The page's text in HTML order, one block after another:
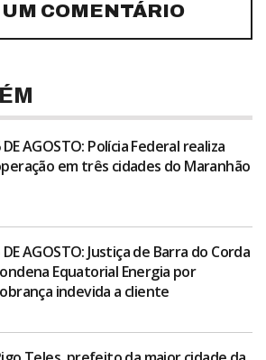
UM COMENTÁRIO
DE AGOSTO: Polícia Federal realiza
em três cidades do Maranhão
DE AGOSTO: Justiça de Barra do Corda
Equatorial Energia por
indevida a cliente